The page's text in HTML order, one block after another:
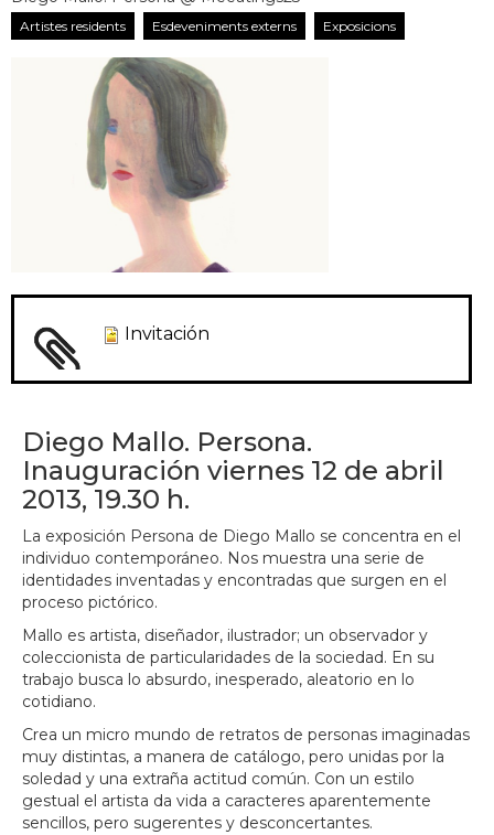
Artistes residents Esdeveniments externs Exposicions
Invitación
Diego Mallo. Persona.
Inauguración viernes 12 de abril
2013, 19.30 h.
La exposición Persona de Diego Mallo se concentra en el
individuo contemporáneo. Nos muestra una serie de
identidades inventadas y encontradas que surgen en el
proceso pictórico.
Mallo es artista, diseñador, ilustrador; un observador y
coleccionista de particularidades de la sociedad. En su
trabajo busca lo absurdo, inesperado, aleatorio en lo
cotidiano.
Crea un micro mundo de retratos de personas imaginadas
muy distintas, a manera de catálogo, pero unidas por la
soledad y una extraña actitud común. Con un estilo
gestual el artista da vida a caracteres aparentemente
sencillos, pero sugerentes y desconcertantes.